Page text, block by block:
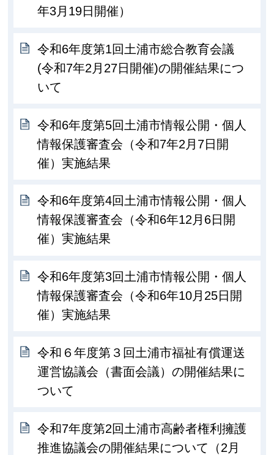
年3月19日開催）
令和6年度第1回土浦市総合教育会議
(令和7年2月27日開催)の開催結果につ
いて
令和6年度第5回土浦市情報公開・個人
情報保護審査会（令和7年2月7日開
催）実施結果
令和6年度第4回土浦市情報公開・個人
情報保護審査会（令和6年12月6日開
催）実施結果
令和6年度第3回土浦市情報公開・個人
情報保護審査会（令和6年10月25日開
催）実施結果
令和６年度第３回土浦市福祉有償運送
運営協議会（書面会議）の開催結果に
ついて
令和7年度第2回土浦市高齢者権利擁護
推進協議会の開催結果について（2月